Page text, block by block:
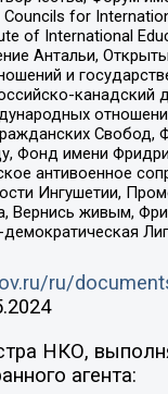
for
of International
Антальи,
и
канадский
Свобод,
Фонд имени
антивоенное
Ингушетии,
Вернись живым,
ru/
НКО,
агента: